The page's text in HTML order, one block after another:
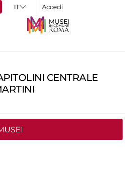
Accedi
CENTRALE